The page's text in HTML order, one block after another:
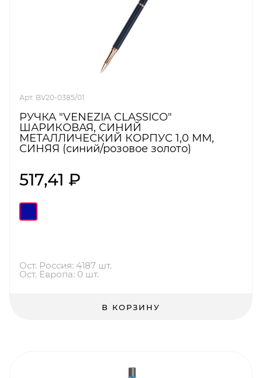
Арт. BV20-0385/01
РУЧКА "VENEZIA CLASSICO"
ШАРИКОВАЯ, СИНИЙ
МЕТАЛЛИЧЕСКИЙ КОРПУС 1,0 ММ,
СИНЯЯ (синий/розовое золото)
517,41 ₽
Ост. Россия: 4187 шт.
Ост. Европа: 0 шт.
В КОРЗИНУ